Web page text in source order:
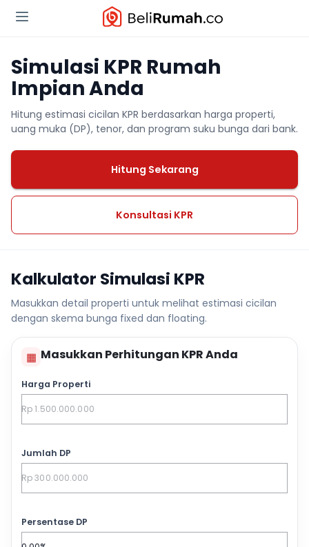
Simulasi KPR Rumah
Impian Anda
Hitung estimasi cicilan KPR berdasarkan harga properti,
uang muka (DP), tenor, dan program suku bunga dari bank.
Hitung Sekarang
Konsultasi KPR
Kalkulator Simulasi KPR
Masukkan detail properti untuk melihat estimasi cicilan
dengan skema bunga fixed dan floating.
▦ Masukkan Perhitungan KPR Anda
Harga Properti
Jumlah DP
Persentase DP